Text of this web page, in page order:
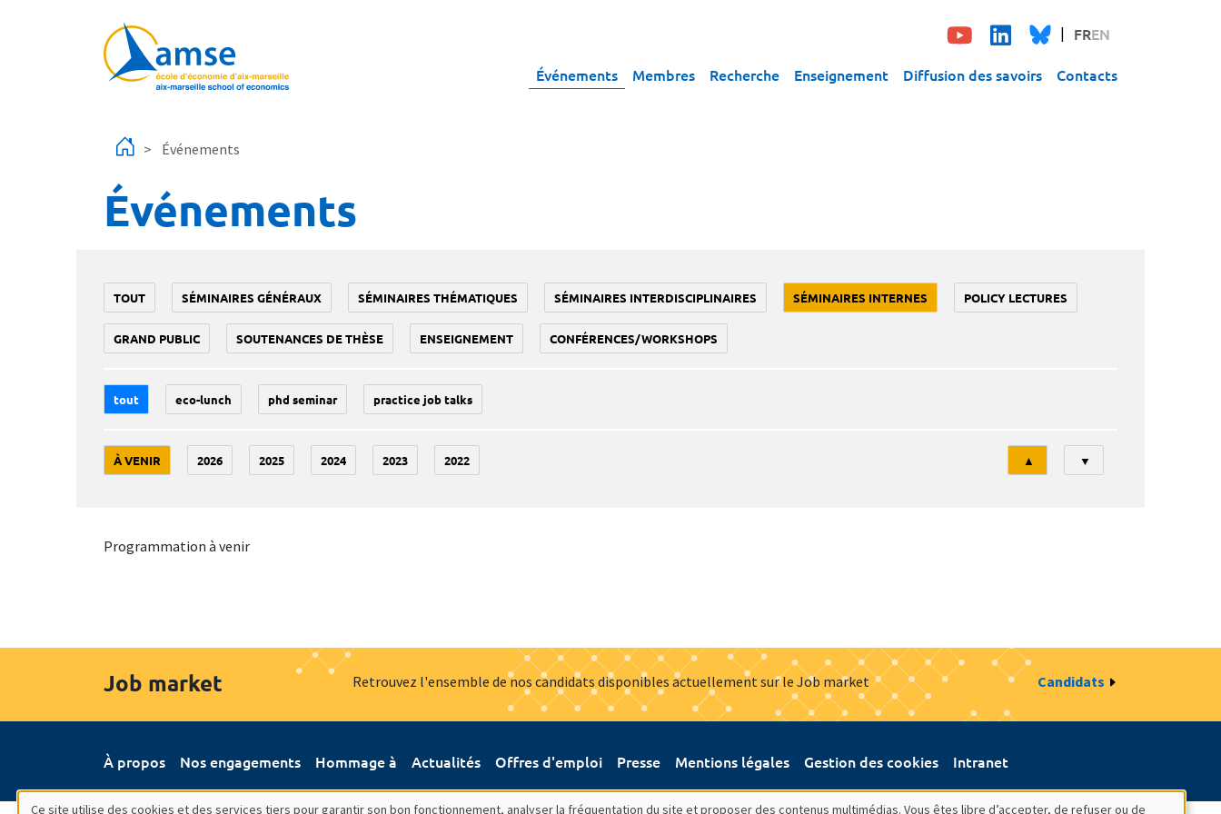
FREN
Événements Membres Recherche Enseignement Diffusion des savoirs Contacts
Événements
Événements
TOUT SÉMINAIRES GÉNÉRAUX SÉMINAIRES THÉMATIQUES SÉMINAIRES INTERDISCIPLINAIRES SÉMINAIRES INTERNES POLICY LECTURES
GRAND PUBLIC SOUTENANCES DE THÈSE ENSEIGNEMENT CONFÉRENCES/WORKSHOPS
tout eco-lunch phd seminar practice job talks
À VENIR 2026 2025 2024 2023 2022
Tri
▲ ▼
Programmation à venir
Job market Retrouvez l'ensemble de nos candidats disponibles actuellement sur le Job market Candidats
À propos Nos engagements Hommage à Actualités Offres d'emploi Presse Mentions légales Gestion des cookies Intranet
Ce site utilise des cookies et des services tiers pour garantir son bon fonctionnement, analyser la fréquentation du site et proposer des contenus multimédias. Vous êtes libre d’accepter, de refuser ou de